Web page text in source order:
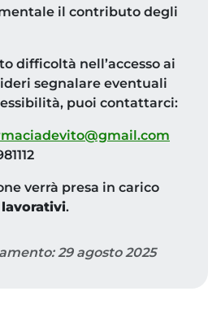
il contributo degli
difficoltà nell’accesso ai
segnalare eventuali
puoi contattarci:
verrà presa in carico
.
29 agosto 2025